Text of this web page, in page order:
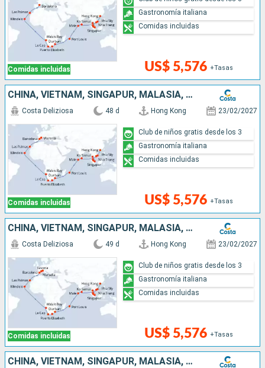
Comidas incluidas US$ 5,576 +Tasas
Gastronomía italiana
Comidas incluidas
CHINA, VIETNAM, SINGAPUR, MALASIA, SRI LANKA, MALDIVAS, MAURICIO, SUDÁFRICA, NAMIBIA, CABO VERDE, CANARIAS, ESPAÑA, FRANCIA
Comidas incluidas
Costa Deliziosa 48 d Hong Kong 23/02/2027
US$ 5,576 +Tasas
Club de niños gratis desde los 3
Gastronomía italiana
Comidas incluidas
CHINA, VIETNAM, SINGAPUR, MALASIA, SRI LANKA, MALDIVAS, MAURICIO, SUDÁFRICA, NAMIBIA, CABO VERDE, CANARIAS, ESPAÑA, FRANCIA, ITALIA
Comidas incluidas
Costa Deliziosa 49 d Hong Kong 23/02/2027
US$ 5,576 +Tasas
Club de niños gratis desde los 3
Gastronomía italiana
Comidas incluidas
CHINA, VIETNAM, SINGAPUR, MALASIA, SRI LANKA, MALDIVAS, MAURICIO, SUDÁFRICA, NAMIBIA, CABO VERDE, CANARIAS, ESPAÑA, FRANCIA, ITALIA